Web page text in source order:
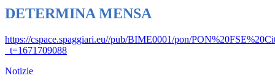
DETERMINA MENSA
https://cspace.spaggiari.eu//pub/BIME0001/pon/
_t=1671709088
Notizie